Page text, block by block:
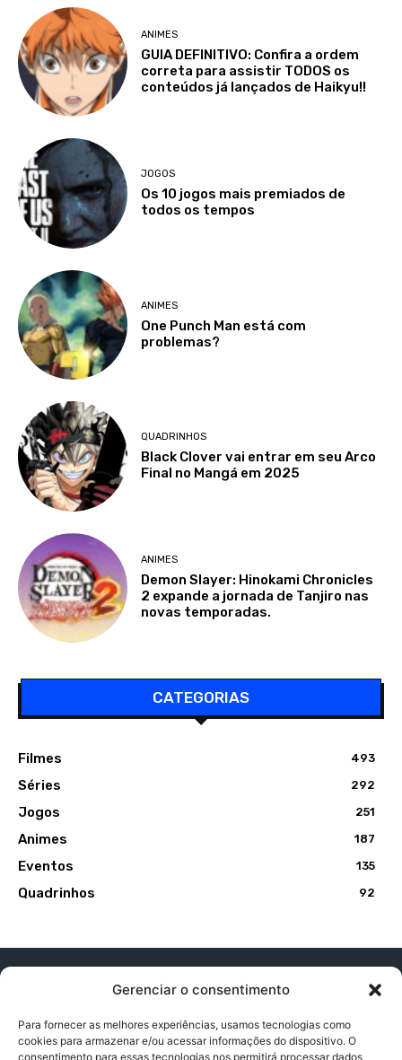
Gerenciar o consentimento
Para fornecer as melhores experiências, usamos tecnologias como
cookies para armazenar e/ou acessar informações do dispositivo. O
consentimento para essas tecnologias nos permitirá processar dados
ANIMES
GUIA DEFINITIVO: Confira a ordem
correta para assistir TODOS os
conteúdos já lançados de Haikyu!!
JOGOS
Os 10 jogos mais premiados de
todos os tempos
ANIMES
One Punch Man está com
problemas?
QUADRINHOS
Black Clover vai entrar em seu Arco
Final no Mangá em 2025
ANIMES
Demon Slayer: Hinokami Chronicles
2 expande a jornada de Tanjiro nas
novas temporadas.
CATEGORIAS
Filmes 493
Séries 292
Jogos 251
Animes 187
Eventos 135
Quadrinhos 92
Contato:contatopapogeek@gmail.com